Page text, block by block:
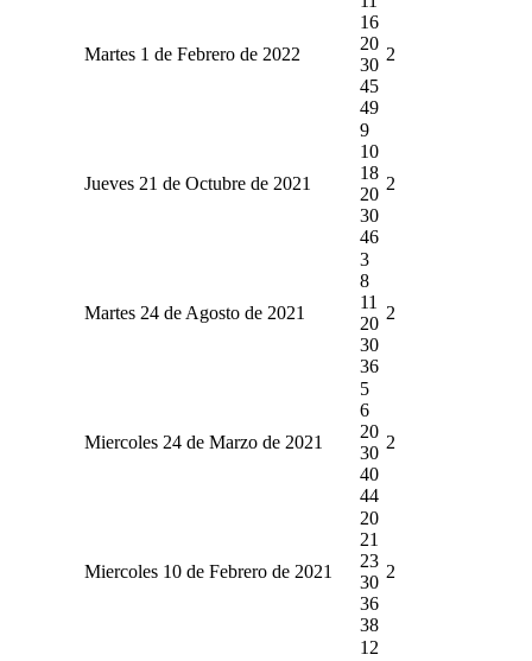
Martes 1 de Febrero de 2022
16
20
30
45
49
2
Jueves 21 de Octubre de 2021
9
10
18
20
30
46
2
Martes 24 de Agosto de 2021
3
8
11
20
30
36
2
Miercoles 24 de Marzo de 2021
5
6
20
30
40
44
2
Miercoles 10 de Febrero de 2021
20
21
23
30
36
38
2
12